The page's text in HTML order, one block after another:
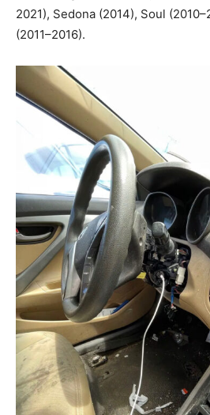
2021), Sedona (2014), Soul
(2011–2016).